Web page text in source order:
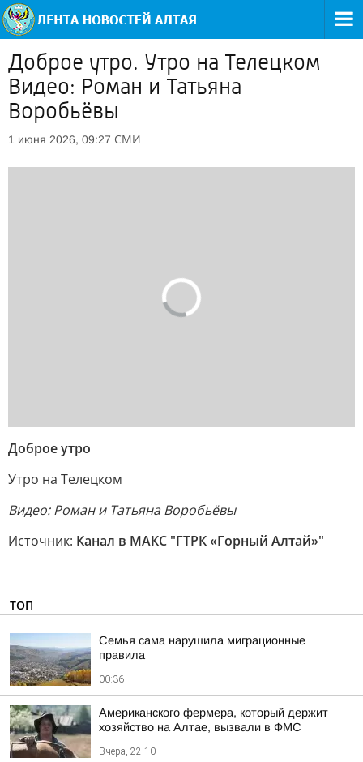
Доброе утро. Утро на Телецком
Видео: Роман и Татьяна
Воробьёвы
1 июня 2026, 09:27 СМИ
Доброе утро
Утро на Телецком
Видео: Роман и Татьяна Воробьёвы
Источник: Канал в МАКС "ГТРК «Горный Алтай»"
ТОП
Семья сама нарушила миграционные
правила
00:36
Американского фермера, который держит
хозяйство на Алтае, вызвали в ФМС
Вчера, 22:10